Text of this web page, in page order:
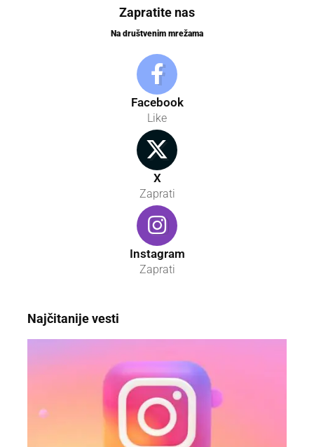
Zapratite nas
Na društvenim mrežama
Facebook
Like
X
Zaprati
Instagram
Zaprati
Najčitanije vesti